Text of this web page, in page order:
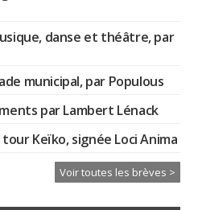
danse et théâtre, par
municipal, par Populous
par Lambert Lénack
Keïko, signée Loci Anima
Voir toutes les brèves >